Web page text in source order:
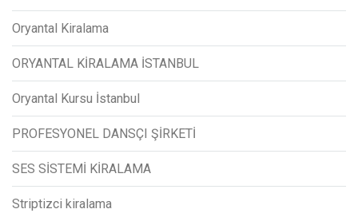
Oryantal Kiralama
ORYANTAL KİRALAMA İSTANBUL
Oryantal Kursu İstanbul
PROFESYONEL DANSÇI ŞİRKETİ
SES SİSTEMİ KİRALAMA
Striptizci kiralama